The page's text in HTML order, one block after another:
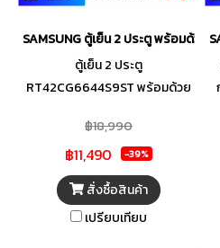
SAMSUNG ตู้เย็น 2 ประตู พร้อมด้วย
ตู้เย็น 2 ประตู
RT42CG6644S9ST พร้อมด้วย
RT42CG6644S9ST AI Energy
Mode ควบคุมค่าไฟง่ายๆได้ทุกที่
การควบคุมอัจฉริยะ สามารถเชื่อม
ต่อ Wi-Fi ได้ ด้วยการใช้แอป
SmartThings Optimal Fresh+
฿18,990
฿11,490 -39%
สั่งซื้อสินค้า
เปรียบเทียบ